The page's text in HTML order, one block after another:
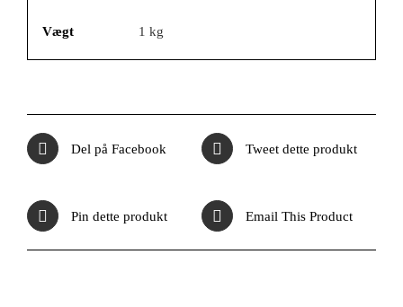
Vægt 1 kg
Del på Facebook Tweet dette produkt
Pin dette produkt Email This Product